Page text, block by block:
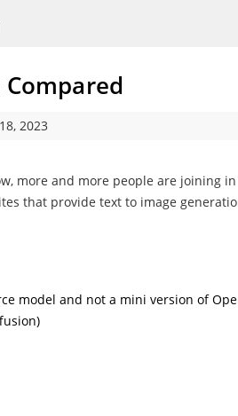
2023
more and more people are joining
that provide text to image
model and not a mini version of